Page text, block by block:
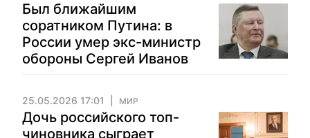
Был ближайшим
соратником Путина: в
России умер экс-министр
обороны Сергей Иванов
25.05.2026 17:01 МИР
Дочь российского топ-
чиновника сыграет